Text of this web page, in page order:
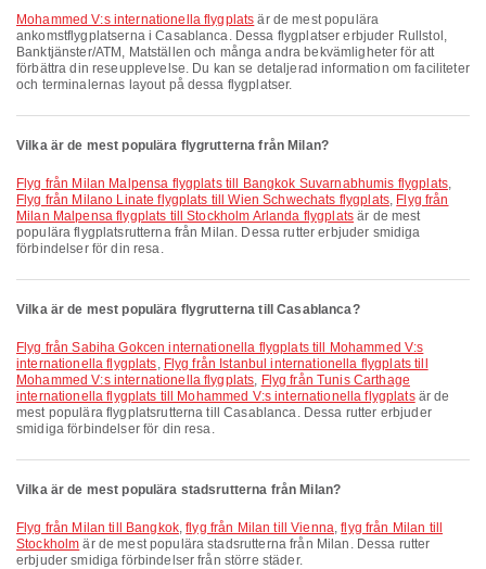
Mohammed V:s internationella flygplats är de mest populära
ankomstflygplatserna i Casablanca. Dessa flygplatser erbjuder Rullstol,
Banktjänster/ATM, Matställen och många andra bekvämligheter för att
förbättra din reseupplevelse. Du kan se detaljerad information om faciliteter
och terminalernas layout på dessa flygplatser.
Vilka är de mest populära flygrutterna från Milan?
Flyg från Milan Malpensa flygplats till Bangkok Suvarnabhumis flygplats,
Flyg från Milano Linate flygplats till Wien Schwechats flygplats, Flyg från
Milan Malpensa flygplats till Stockholm Arlanda flygplatsär de mest
populära flygplatsrutterna från Milan. Dessa rutter erbjuder smidiga
förbindelser för din resa.
Vilka är de mest populära flygrutterna till Casablanca?
Flyg från Sabiha Gokcen internationella flygplats till Mohammed V:s
internationella flygplats, Flyg från Istanbul internationella flygplats till
Mohammed V:s internationella flygplats, Flyg från Tunis Carthage
internationella flygplats till Mohammed V:s internationella flygplatsär de
mest populära flygplatsrutterna till Casablanca. Dessa rutter erbjuder
smidiga förbindelser för din resa.
Vilka är de mest populära stadsrutterna från Milan?
flyg från Milan till Bangkok,flyg från Milan till Vienna,flyg från Milan till
Stockholm är de mest populära stadsrutterna från Milan. Dessa rutter
erbjuder smidiga förbindelser från större städer.